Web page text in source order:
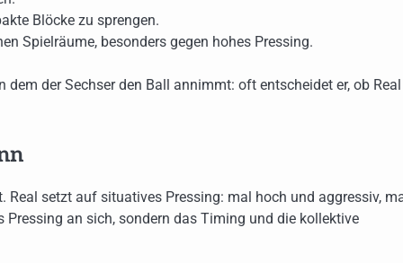
Blöcke zu sprengen.
Spielräume, besonders gegen hohes Pressing.
der Sechser den Ball annimmt: oft entscheidet er, ob Real
setzt auf situatives Pressing: mal hoch und aggressiv,
an sich, sondern das Timing und die kollektive